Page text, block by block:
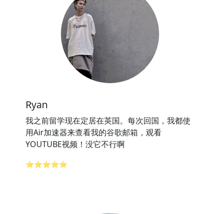
Ryan
我之前留学现在定居在英国。每次回国，我都使
用Air加速器来查看我的谷歌邮箱，观看
YOUTUBE视频！没它不行啊
⭐⭐⭐⭐⭐